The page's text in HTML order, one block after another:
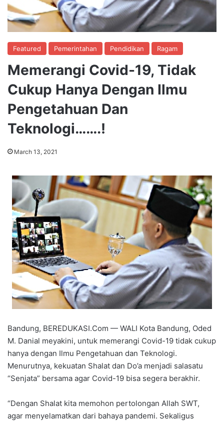
Featured Pemerintahan Pendidikan Ragam
Memerangi Covid-19, Tidak
Cukup Hanya Dengan Ilmu
Pengetahuan Dan
Teknologi…….!
March 13, 2021
Bandung, BEREDUKASI.Com — WALI Kota Bandung, Oded
M. Danial meyakini, untuk memerangi Covid-19 tidak cukup
hanya dengan Ilmu Pengetahuan dan Teknologi.
Menurutnya, kekuatan Shalat dan Do’a menjadi salasatu
“Senjata” bersama agar Covid-19 bisa segera berakhir.
“Dengan Shalat kita memohon pertolongan Allah SWT,
agar menyelamatkan dari bahaya pandemi. Sekaligus